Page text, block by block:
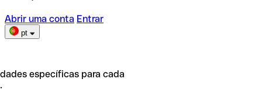
Abrir uma conta Entrar
pt
específicas para cada